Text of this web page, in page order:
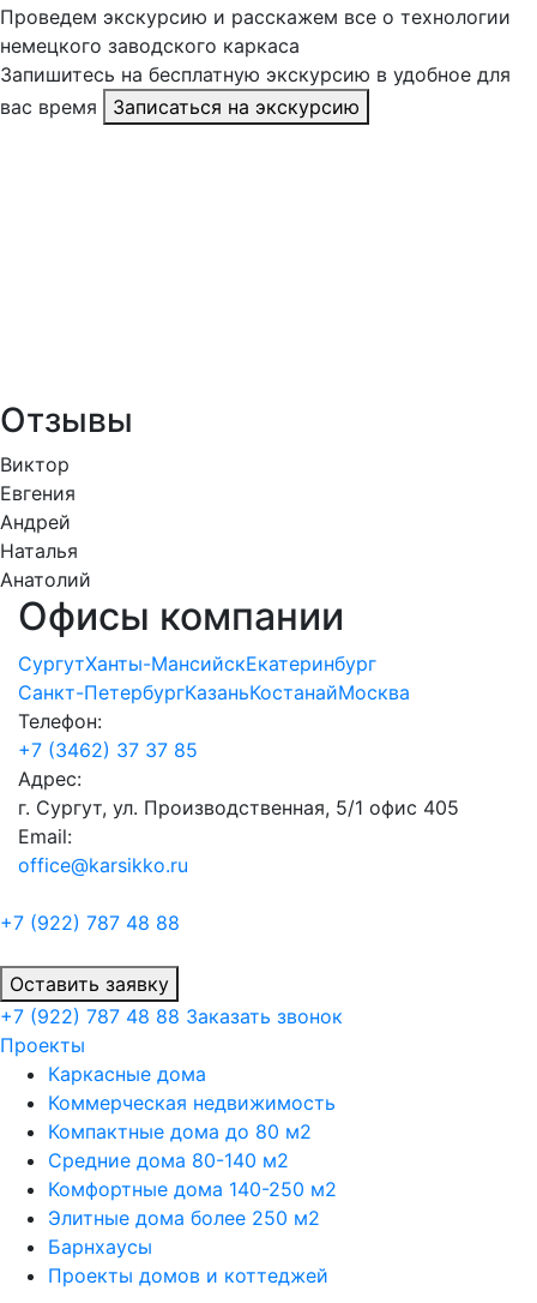
Проведем экскурсию и расскажем все о технологии
немецкого заводского каркаса
Запишитесь на бесплатную экскурсию в удобное для
вас время
Записаться на экскурсию
Отзывы
Виктор
Евгения
Андрей
Наталья
Анатолий
Офисы компании
СургутХанты-МансийскЕкатеринбург
Санкт-ПетербургКазаньКостанайМосква
Телефон:
+7 (3462) 37 37 85
Адрес:
г. Сургут, ул. Производственная, 5/1 офис 405
Email:
office@karsikko.ru
+7 (922) 787 48 88
Оставить заявку
+7 (922) 787 48 88 Заказать звонок
Проекты
Каркасные дома
Коммерческая недвижимость
Компактные дома до 80 м2
Средние дома 80-140 м2
Комфортные дома 140-250 м2
Элитные дома более 250 м2
Барнхаусы
Проекты домов и коттеджей